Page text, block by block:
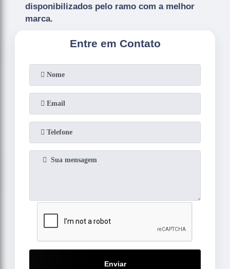
disponibilizados pelo ramo com a melhor
marca.
Entre em Contato
Enviar